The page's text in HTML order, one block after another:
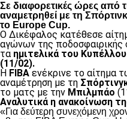
Σε διαφορετικές ώρες από
αναμετρηθεί με τη
το Europe Cup.
Ο Δικέφαλος κατέθεσε
αγώνων της ποδοσφαιρικής
τα ημιτελικά του
(11/02).
Η FIBAενέκρινε το αίτημα
αναμέτρηση με τη
το ματς με την Μπιλμπάο
Αναλυτικά η ανακοίνωση
«Για δεύτερη συνεχόμενη